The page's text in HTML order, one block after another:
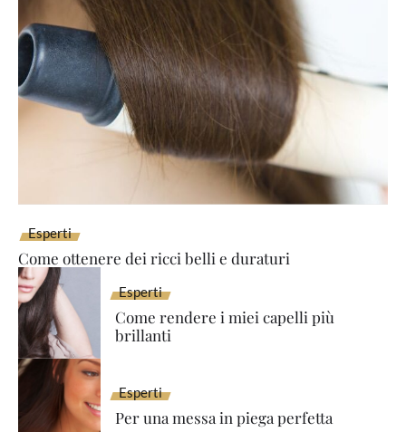
Esperti
Come ottenere dei ricci belli e duraturi
Esperti
Come rendere i miei capelli più
brillanti
Esperti
Per una messa in piega perfetta